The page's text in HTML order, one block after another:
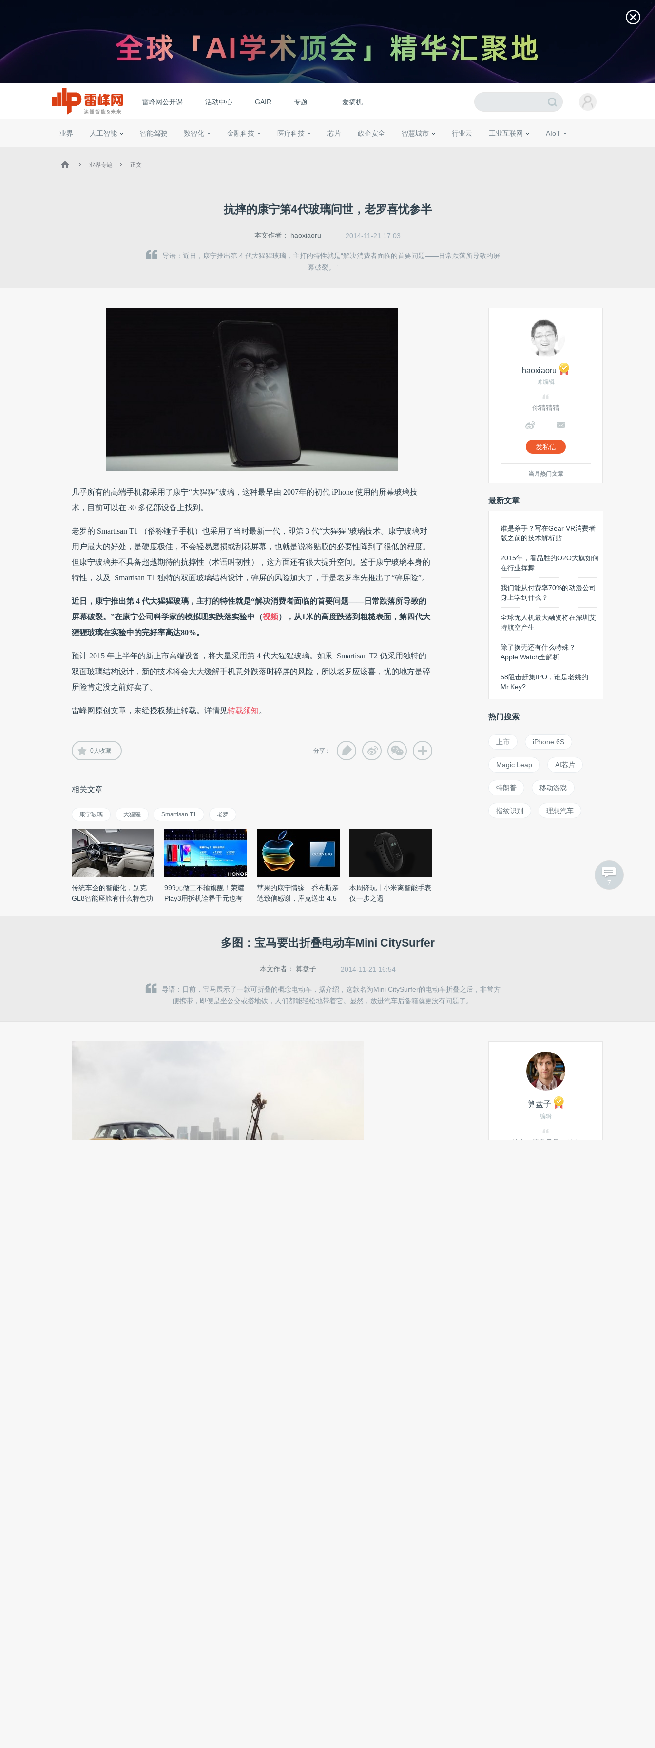
雷峰网公开课 活动中心 GAIR 专题 爱搞机
业界 人工智能 智能驾驶 数智化 金融科技 医疗科技 芯片 政企安全 智慧城市 行业云 工业互联网 AIoT
业界专题 正文
7
抗摔的康宁第4代玻璃问世，老罗喜忧参半
本文作者： haoxiaoru 2014-11-21 17:03
导语：近日，康宁推出第 4 代大猩猩玻璃，主打的特性就是“解决消费者面临的首要问题——日常跌落所导致的屏
幕破裂。”
几乎所有的高端手机都采用了康宁“大猩猩”玻璃，这种最早由 2007年的初代 iPhone 使用的屏幕玻璃技
术，目前可以在 30 多亿部设备上找到。
老罗的 Smartisan T1 （俗称锤子手机）也采用了当时最新一代，即第 3 代“大猩猩”玻璃技术。康宁玻璃对
用户最大的好处，是硬度极佳，不会轻易磨损或刮花屏幕，也就是说将贴膜的必要性降到了很低的程度。
但康宁玻璃并不具备超越期待的抗摔性（术语叫韧性），这方面还有很大提升空间。鉴于康宁玻璃本身的
特性，以及 Smartisan T1 独特的双面玻璃结构设计，碎屏的风险加大了，于是老罗率先推出了“碎屏险”。
近日，康宁推出第 4 代大猩猩玻璃，主打的特性就是“解决消费者面临的首要问题——日常跌落所导致的
屏幕破裂。”在康宁公司科学家的模拟现实跌落实验中（视频），从1米的高度跌落到粗糙表面，第四代大
猩猩玻璃在实验中的完好率高达80%。
预计 2015 年上半年的新上市高端设备，将大量采用第 4 代大猩猩玻璃。如果 Smartisan T2 仍采用独特的
双面玻璃结构设计，新的技术将会大大缓解手机意外跌落时碎屏的风险，所以老罗应该喜，忧的地方是碎
屏险肯定没之前好卖了。
雷峰网原创文章，未经授权禁止转载。详情见转载须知。
0人收藏 分享：
相关文章
康宁玻璃 大猩猩 Smartisan T1 老罗
传统车企的智能化，别克
GL8智能座舱有什么特色功
999元做工不输旗舰！荣耀
Play3用拆机诠释千元也有
苹果的康宁情缘：乔布斯亲
笔致信感谢，库克送出 4.5
本周锋玩丨小米离智能手表
仅一步之遥
haoxiaoru
帅编辑
你猜猜猜
发私信
当月热门文章
最新文章
谁是杀手？写在Gear VR消费者
版之前的技术解析贴
2015年，看品胜的O2O大旗如何
在行业挥舞
我们能从付费率70%的动漫公司
身上学到什么？
全球无人机最大融资将在深圳艾
特航空产生
除了换壳还有什么特殊？
Apple Watch全解析
58阻击赶集IPO，谁是老姚的
Mr.Key?
热门搜索
上市 iPhone 6S
Magic Leap AI芯片
特朗普 移动游戏
指纹识别 理想汽车
多图：宝马要出折叠电动车Mini CitySurfer
本文作者： 算盘子 2014-11-21 16:54
导语：日前，宝马展示了一款可折叠的概念电动车，据介绍，这款名为Mini CitySurfer的电动车折叠之后，非常方
便携带，即便是坐公交或搭地铁，人们都能轻松地带着它。显然，放进汽车后备箱就更没有问题了。
算盘子
编辑
其实，算盘子是一种小